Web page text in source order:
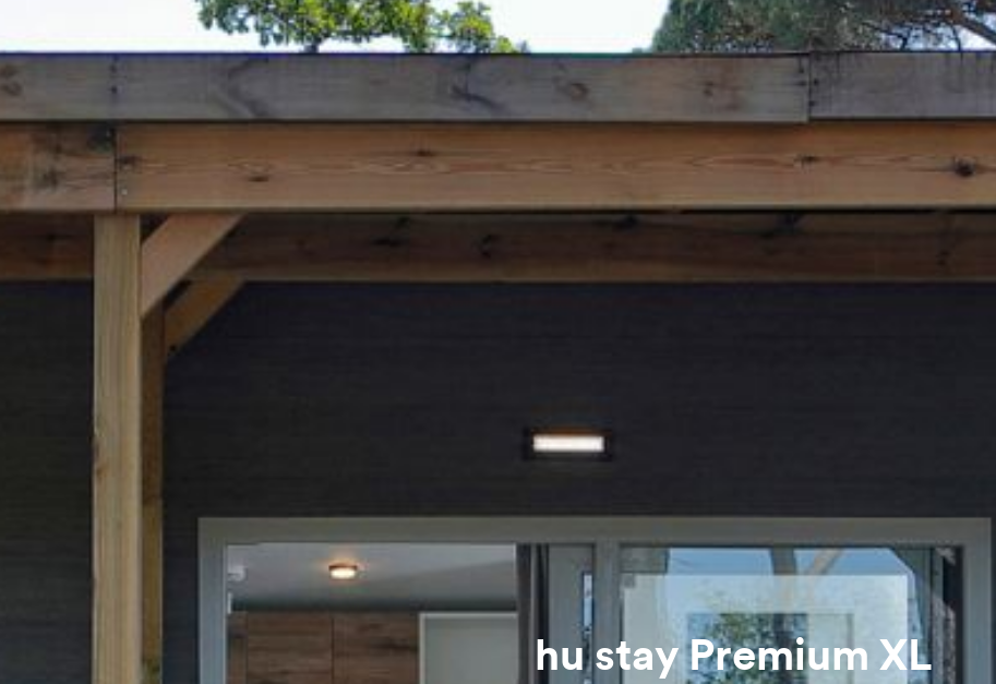
hu stay Premium XL